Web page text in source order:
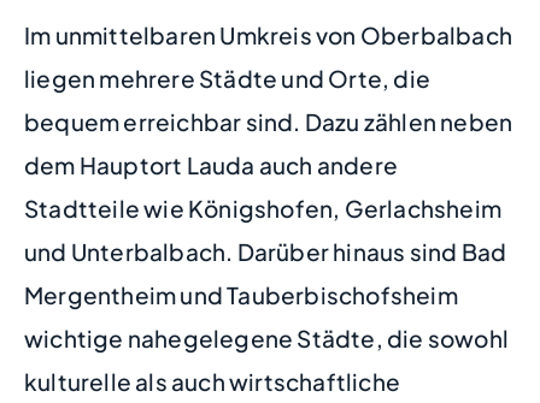
Im unmittelbaren Umkreis von Oberbalbach
liegen mehrere Städte und Orte, die
bequem erreichbar sind. Dazu zählen neben
dem Hauptort Lauda auch andere
Stadtteile wie Königshofen, Gerlachsheim
und Unterbalbach. Darüber hinaus sind Bad
Mergentheim und Tauberbischofsheim
wichtige nahegelegene Städte, die sowohl
kulturelle als auch wirtschaftliche